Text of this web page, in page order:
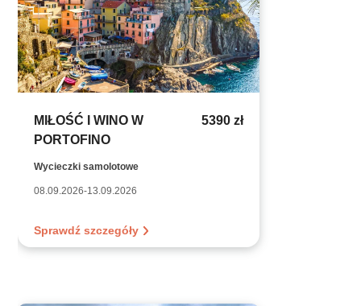
MIŁOŚĆ I WINO W
PORTOFINO
5390 zł
Wycieczki samolotowe
08.09.2026-13.09.2026
Sprawdź szczegóły